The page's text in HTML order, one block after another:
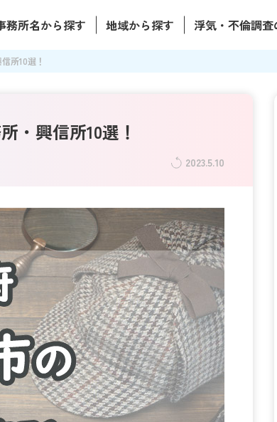
務所名から探す 地域から探す 浮気・不倫調
所10選！
・興信所10選！
2023.5.10